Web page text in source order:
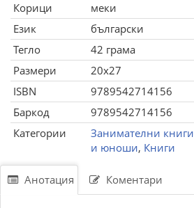
Корици
меки
Език
български
Тегло
42 грама
Размери
20x27
ISBN
9789542714156
Баркод
9789542714156
Категории
Занимателни книги
и юноши, Книги
Анотация Коментари